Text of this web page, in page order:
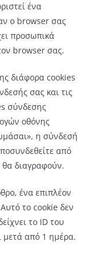
ένα
ο browser σας
προσωπικά
browser σας.
διάφορα cookies
σας και τις
σύνδεσης
οθόνης
η σύνδεσή
από
διαγραφούν.
ένα επιπλέον
το cookie δεν
το ID του
μετά από 1 ημέρα.